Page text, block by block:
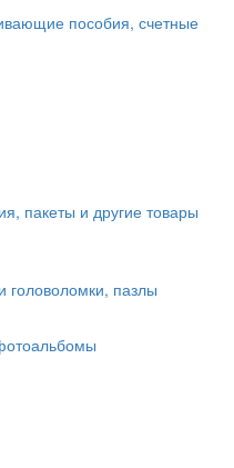
пособия, счетные
пакеты и другие товары
головоломки, пазлы